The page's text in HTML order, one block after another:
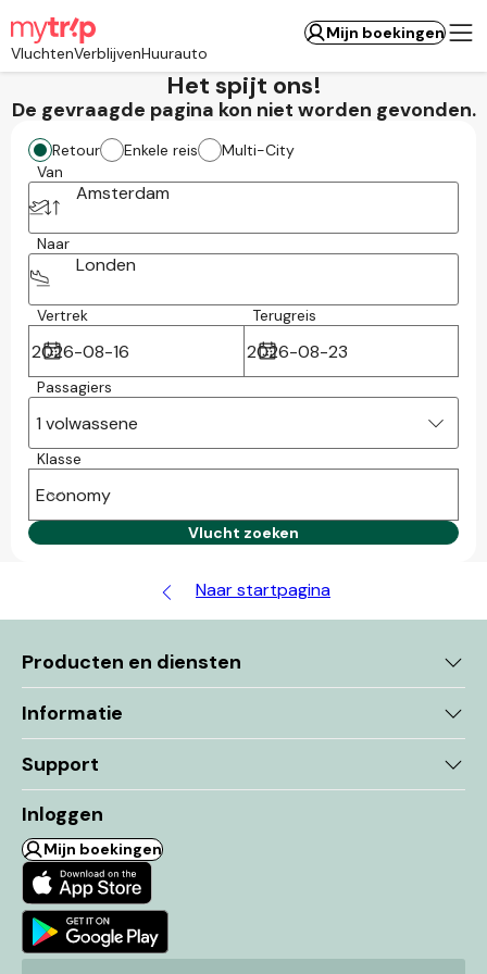
VluchtenVerblijvenHuurauto
Mijn boekingen
Het spijt ons!
De gevraagde pagina kon niet worden gevonden.
Retour Enkele reis
Multi-City
Van
Amsterdam
Naar
Londen
Vertrek Terugreis
Passagiers
1 volwassene
Klasse
Economy
Vlucht zoeken
Naar startpagina
Producten en diensten
Informatie
Support
Inloggen
Mijn boekingen